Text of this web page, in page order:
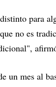
para
no es
un mes al